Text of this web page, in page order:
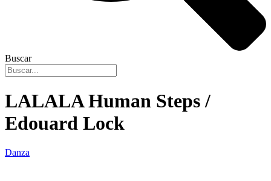
Buscar
LALALA Human Steps /
Edouard Lock
Danza